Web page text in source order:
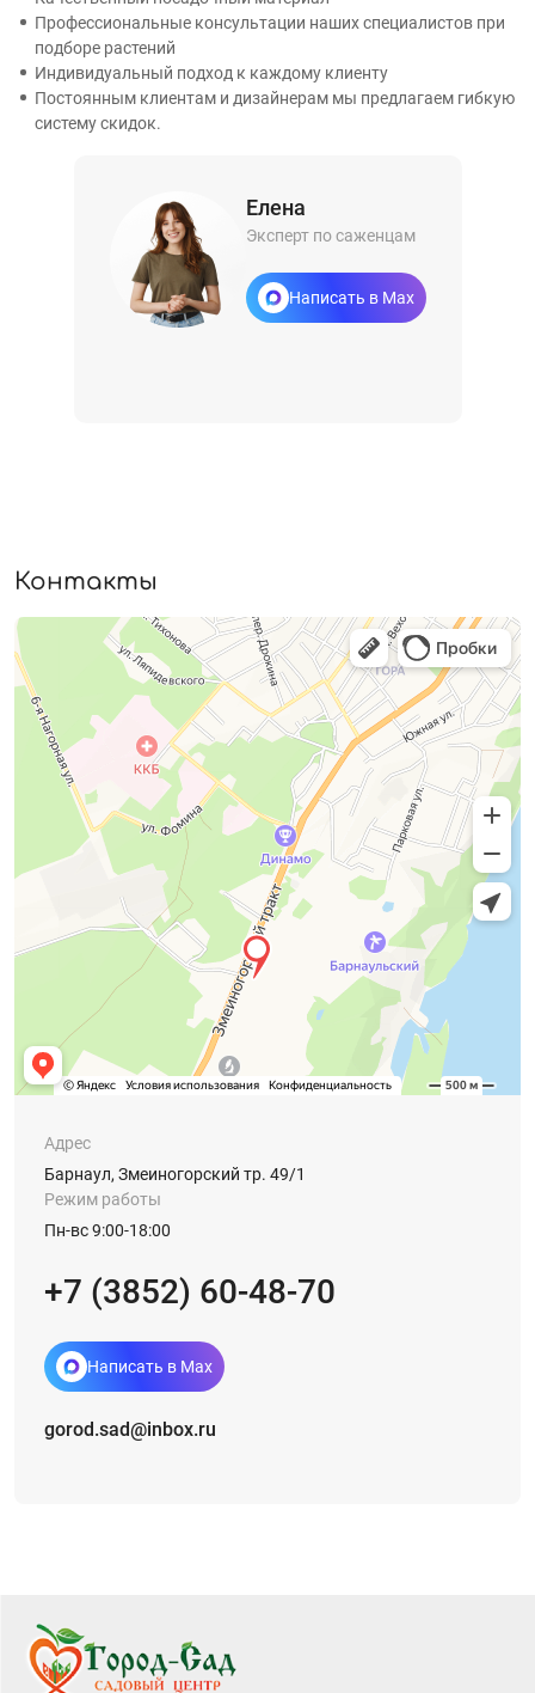
Профессиональные консультации наших специалистов при
подборе растений
Индивидуальный подход к каждому клиенту
Постоянным клиентам и дизайнерам мы предлагаем гибкую
систему скидок.
Елена
Эксперт по саженцам
Написать в Max
Контакты
Адрес
Барнаул, Змеиногорский тр. 49/1
Режим работы
Пн-вс 9:00-18:00
+7 (3852) 60-48-70
Написать в Max
gorod.sad@inbox.ru